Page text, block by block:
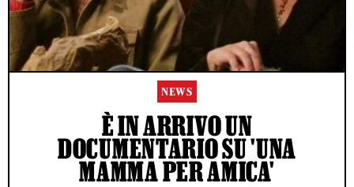
NEWS
È IN ARRIVO UN
DOCUMENTARIO SU 'UNA
MAMMA PER AMICA'